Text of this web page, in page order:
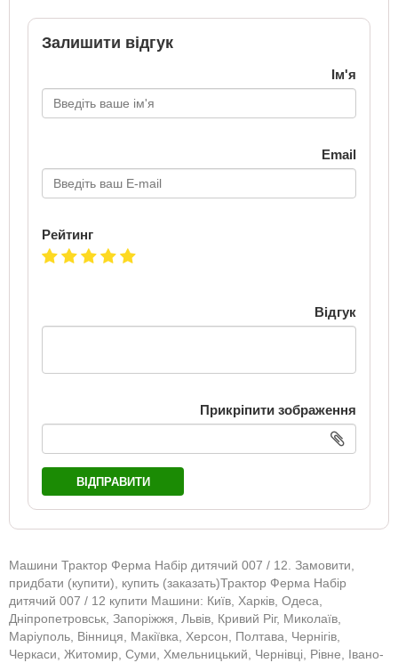
Залишити відгук
Ім'я
Email
Рейтинг
Відгук
Прикріпити зображення
ВІДПРАВИТИ
Машини Трактор Ферма Набір дитячий 007 / 12. Замовити,
придбати (купити), купить (заказать)Трактор Ферма Набір
дитячий 007 / 12 купити Машини: Київ, Харків, Одеса,
Дніпропетровськ, Запоріжжя, Львів, Кривий Ріг, Миколаїв,
Маріуполь, Вінниця, Макіївка, Херсон, Полтава, Чернігів,
Черкаси, Житомир, Суми, Хмельницький, Чернівці, Рівне, Івано-